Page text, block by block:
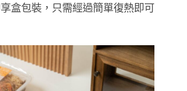
盒包裝，只需經過簡單復熱即可